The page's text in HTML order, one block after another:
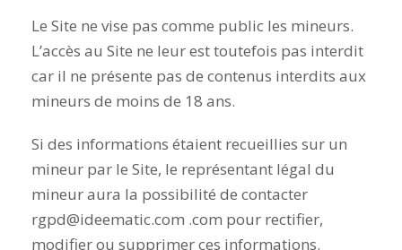
Le Site ne vise pas comme public les mineurs.
L’accès au Site ne leur est toutefois pas interdit
car il ne présente pas de contenus interdits aux
mineurs de moins de 18 ans.
Si des informations étaient recueillies sur un
mineur par le Site, le représentant légal du
mineur aura la possibilité de contacter
rgpd@ideematic.com .com pour rectifier,
modifier ou supprimer ces informations.